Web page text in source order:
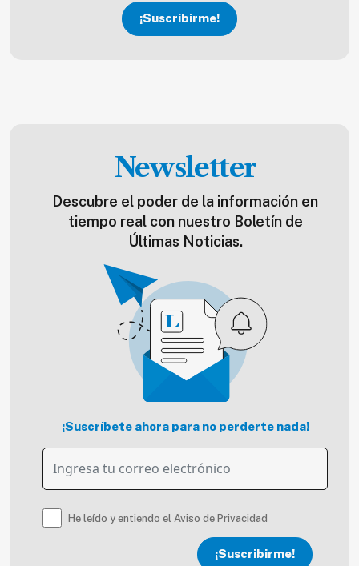
¡Suscribirme!
Newsletter
Descubre el poder de la información en
tiempo real con nuestro Boletín de
Últimas Noticias.
¡Suscríbete ahora para no perderte nada!
He leído y entiendo el Aviso de Privacidad
¡Suscribirme!